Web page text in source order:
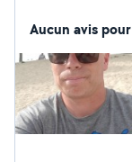
Aucun avis